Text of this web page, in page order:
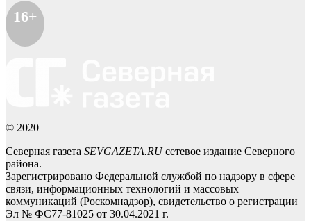
16+
© 2020
Северная газета SEVGAZETA.RUсетевое издание Северного
района.
Зарегистрировано Федеральной службой по надзору в сфере
связи, информационных технологий и массовых
коммуникаций (Роскомнадзор), свидетельство о регистрации
Эл № ФС77-81025 от 30.04.2021 г.